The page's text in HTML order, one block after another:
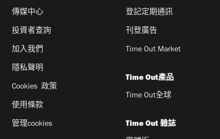
傳媒中心
投資者查詢
加入我們
隱私聲明
Cookies 政策
使用條款
管理cookies
登記定期通訊
刊登廣告
Time Out Market
Time Out產品
Time Out全球
Time Out 雜誌